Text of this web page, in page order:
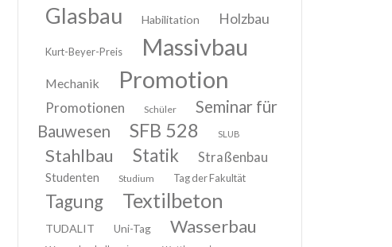
Glasbau Habilitation Holzbau
Kurt-Beyer-Preis Massivbau
Mechanik Promotion
Promotionen Schüler
Seminar für
Bauwesen
SFB 528 SLUB
Stahlbau Statik Straßenbau
Studenten Studium Tag der Fakultät
Tagung Textilbeton
TUDALIT Uni-Tag Wasserbau